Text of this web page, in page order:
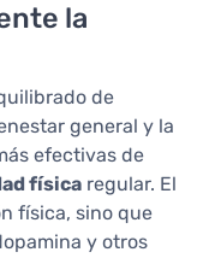
la
de
general y la
efectivas de
física regular. El
física, sino que
y otros